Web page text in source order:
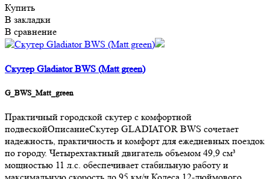
Купить
В закладки
В сравнение
Скутер Gladiator BWS (Matt green)
G_BWS_Matt_green
Практичный городской скутер с комфортной
подвескойОписаниеСкутер GLADIATOR BWS сочетает
надежность, практичность и комфорт для ежедневных поездок
по городу. Четырехтактный двигатель объемом 49,9 см³
мощностью 11 л.с. обеспечивает стабильную работу и